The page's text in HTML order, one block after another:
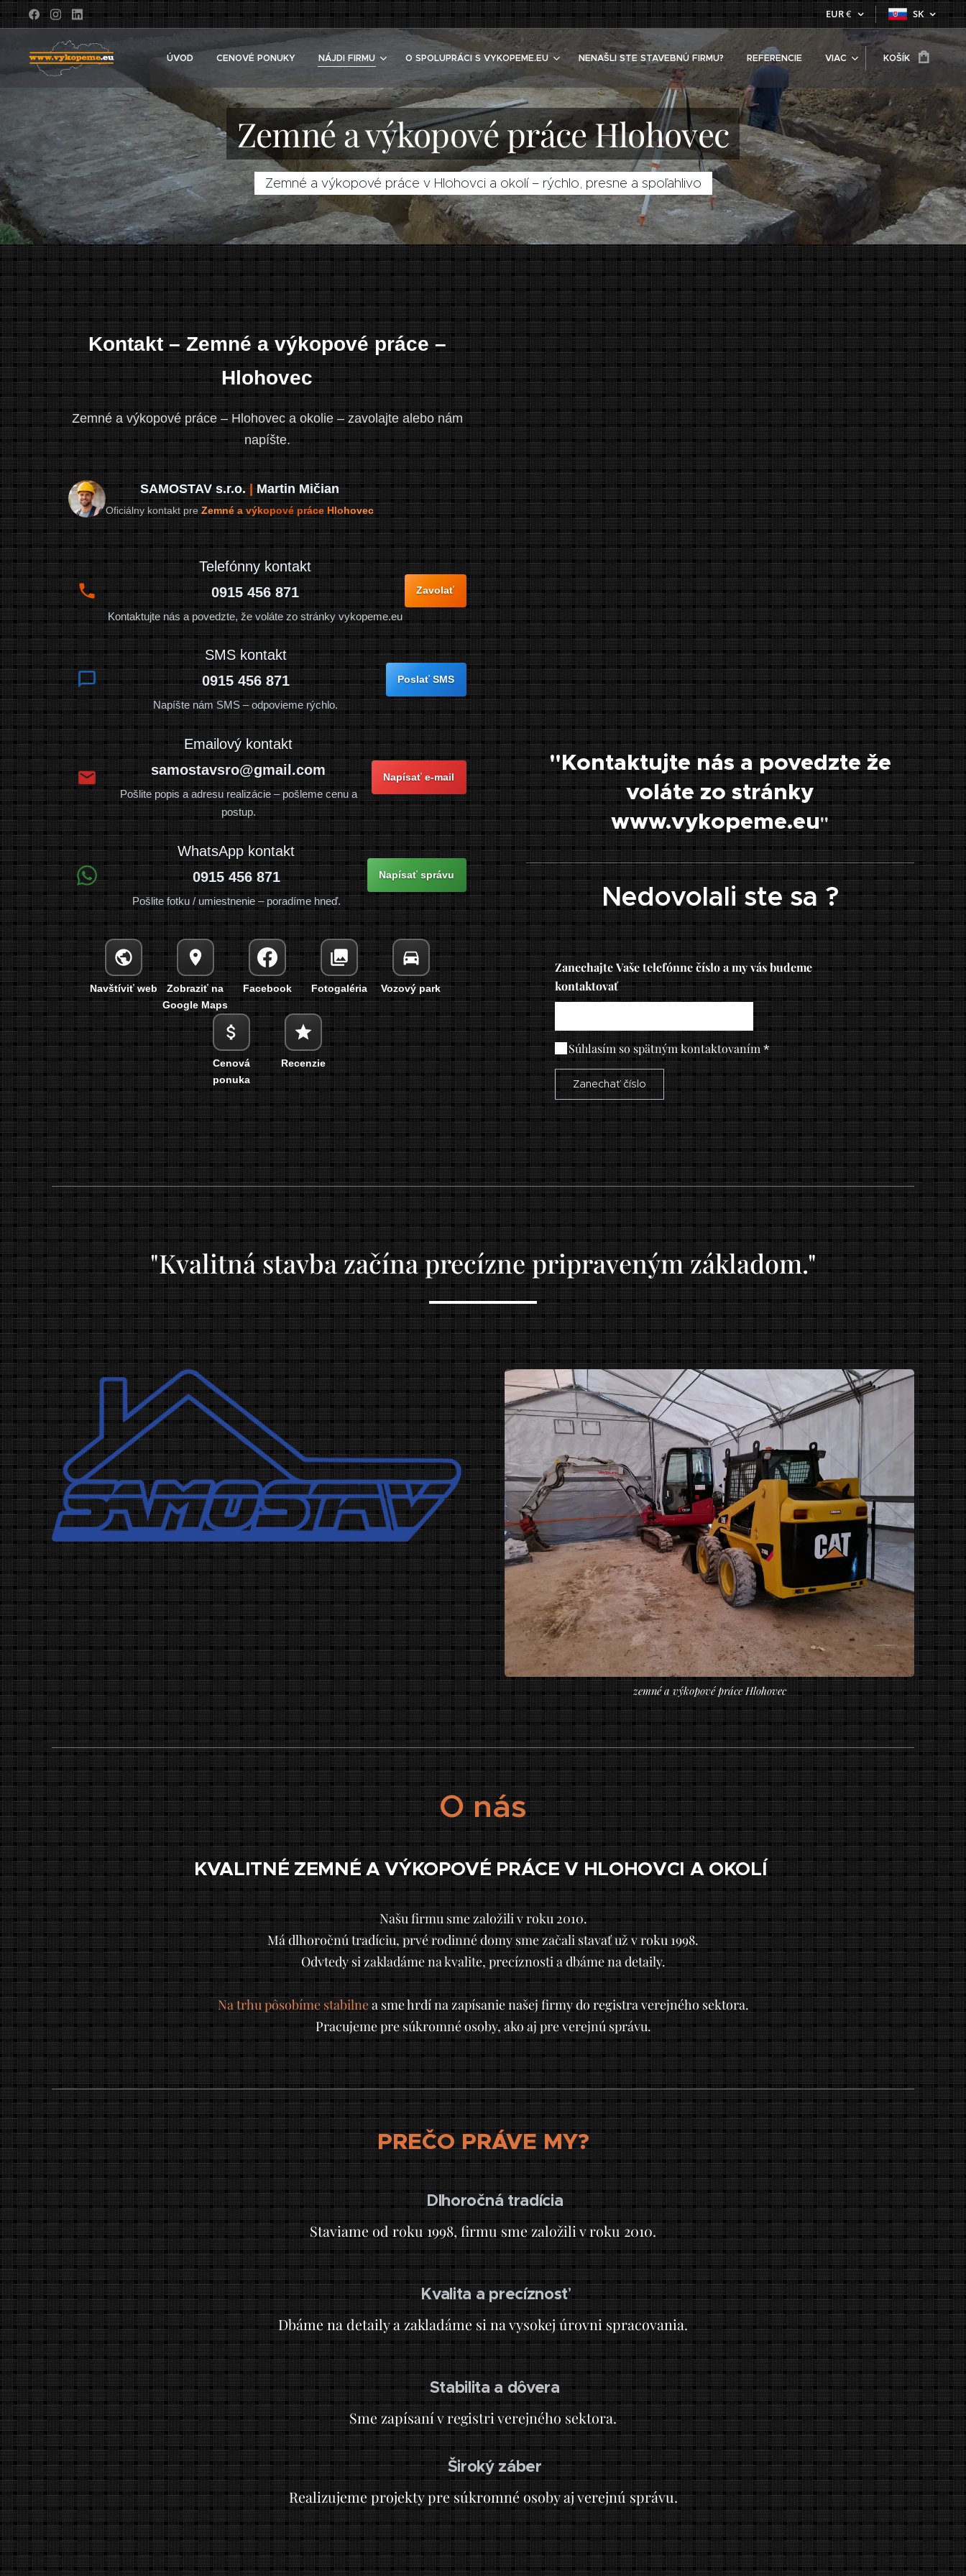
EUR€ SK
ÚVOD CENOVÉ PONUKY NÁJDI FIRMU O SPOLUPRÁCI S VYKOPEME.EU NENAŠLI STE STAVEBNÚ FIRMU? REFERENCIE VIAC KOŠÍK
Zemné a výkopové práce Hlohovec
Zemné a výkopové práce v Hlohovci a okolí – rýchlo, presne a spoľahlivo
Kontakt – Zemné a výkopové práce –
Hlohovec
Zemné a výkopové práce – Hlohovec a okolie – zavolajte alebo nám
napíšte.
SAMOSTAV s.r.o.|Martin Mičian
Oficiálny kontakt preZemné a výkopové práce Hlohovec
Telefónny kontakt
0915 456 871
Kontaktujte nás a povedzte, že voláte zo stránky vykopeme.eu
Zavolať
SMS kontakt
0915 456 871
Napíšte nám SMS – odpovieme rýchlo.
Poslať SMS
Emailový kontakt
samostavsro@gmail.com
Pošlite popis a adresu realizácie – pošleme cenu a
postup.
Napísať e-mail
WhatsApp kontakt
0915 456 871
Pošlite fotku / umiestnenie – poradíme hneď.
Napísať správu
Navštíviť web
Zobraziť na
Google Maps
Facebook Fotogaléria Vozový park
Cenová
ponuka
Recenzie
"Kontaktujte nás a povedzte že
voláte zo stránky
www.vykopeme.eu"
Nedovolali ste sa ?
Zanechajte Vaše telefónne číslo a my vás budeme
kontaktovať
Súhlasím so spätným kontaktovaním
Zanechať číslo
"Kvalitná stavba začína precízne pripraveným základom."
zemné a výkopové práce Hlohovec
O nás
KVALITNÉ ZEMNÉ A VÝKOPOVÉ PRÁCE V HLOHOVCI A OKOLÍ
Našu firmu sme založili v roku 2010.
Má dlhoročnú tradíciu, prvé rodinné domy sme začali stavať už v roku 1998.
Odvtedy si zakladáme na kvalite, precíznosti a dbáme na detaily.
Na trhu pôsobíme stabilnea sme hrdí na zapísanie našej firmy do registra verejného sektora.
Pracujeme pre súkromné osoby, ako aj pre verejnú správu.
PREČO PRÁVE MY?
✅Dlhoročná tradícia
Staviame od roku 1998, firmu sme založili v roku 2010.
✅Kvalita a precíznosť
Dbáme na detaily a zakladáme si na vysokej úrovni spracovania.
✅Stabilita a dôvera
Sme zapísaní v registri verejného sektora.
✅Široký záber
Realizujeme projekty pre súkromné osoby aj verejnú správu.